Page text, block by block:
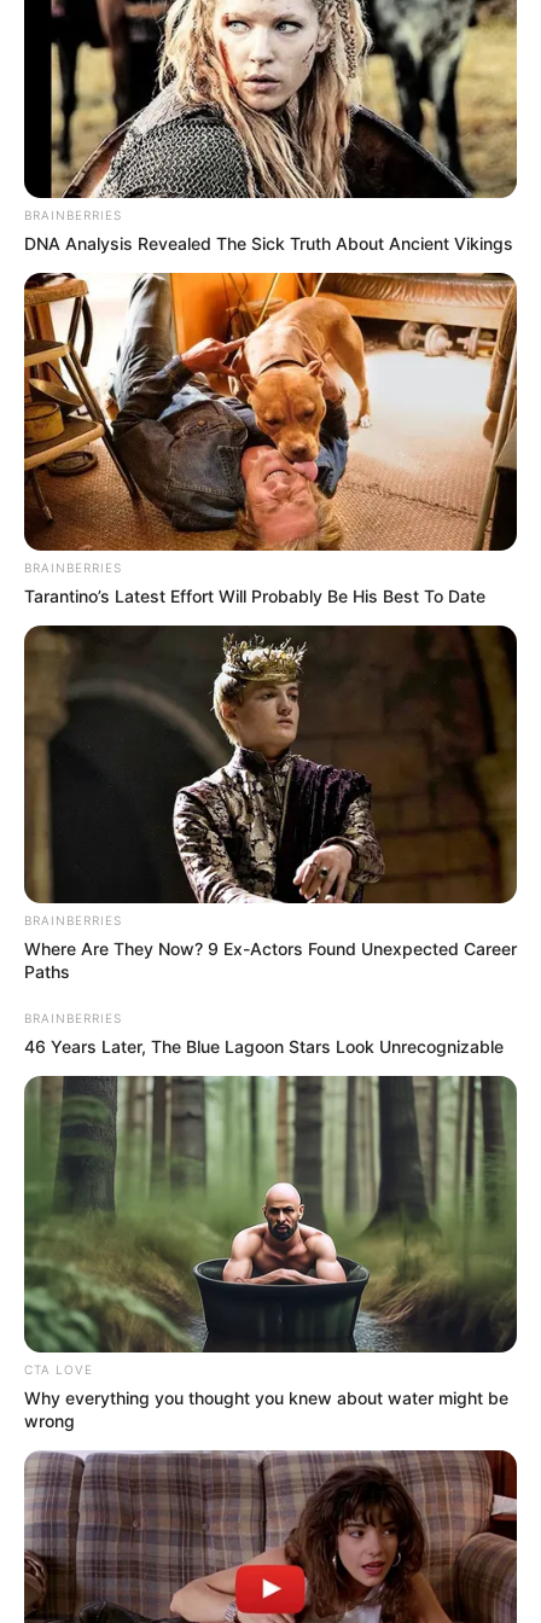
Debido a este choquela línea uno de buses del
Metroplús, durante cerca de dos horassolo funcionó
entre las estaciones Universidad de Medellín y Hospital y
línea dos entre las estaciones Universidad de Medellín y
Palos verdes, informóel Metro de Medellín.
COMPARTIR
ALERTA BOGOTÁ EN GOOGLE NEWS
TEMAS RELACIONADOS
ACCIDENTE DE TRÁNSITO
METRO DE MEDELLÍN
METROPLÚS
MOTOCICLISTAS
LESIÓN
HOSPITAL SAN VICENTE FUNDACIÓN
AUTORIDADES
ALERTA PAISA
MOVILIDAD
MANTÉNGASE EN ALERTA
Tenemos todas las noticias que le
interesan. Para estar bien informado, por
favor, active las notificaciones de Alerta.
ACTIVAR AHORA
TEMAS DESTACADOS
EMERGENCIAS POR LLUVIAS
ELECCIONES PRESIDENCIALES
YONDÓ - ANTIOQUIA
RIONEGRO
BRAINBERRIES
DNA Analysis Revealed The Sick Truth About Ancient Vikings
BRAINBERRIES
Tarantino’s Latest Effort Will Probably Be His Best To Date
BRAINBERRIES
Where Are They Now? 9 Ex-Actors Found Unexpected Career
Paths
BRAINBERRIES
46 Years Later, The Blue Lagoon Stars Look Unrecognizable
CTA LOVE
Why everything you thought you knew about water might be
wrong